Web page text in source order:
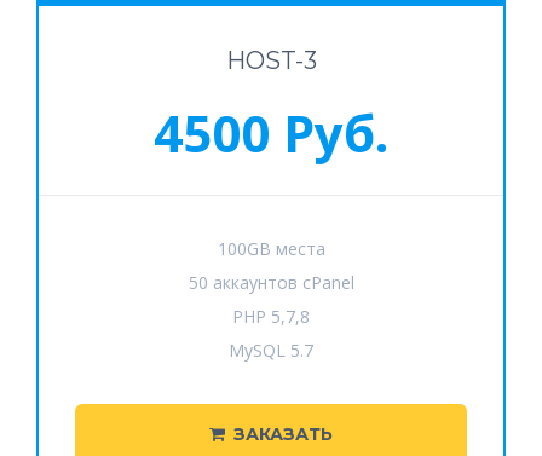
HOST-3
4500 Руб.
100GB места
50 аккаунтов cPanel
PHP 5,7,8
MySQL 5.7
ЗАКАЗАТЬ